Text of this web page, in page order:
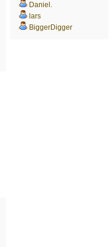
Daniel.
lars
BiggerDigger